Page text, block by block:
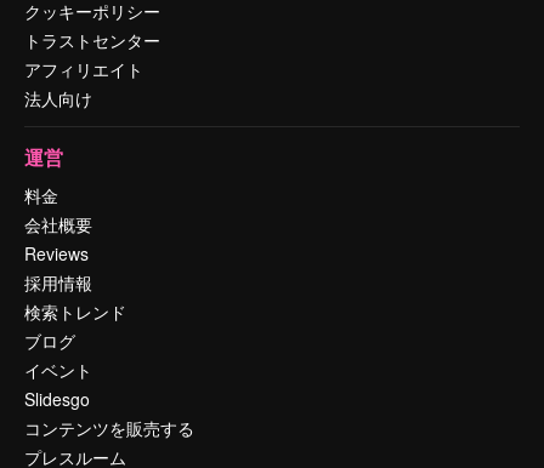
クッキーポリシー
トラストセンター
アフィリエイト
法人向け
運営
料金
会社概要
Reviews
採用情報
検索トレンド
ブログ
イベント
Slidesgo
コンテンツを販売する
プレスルーム